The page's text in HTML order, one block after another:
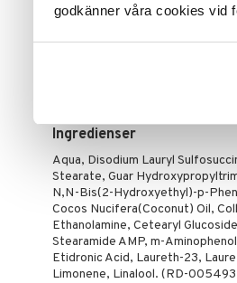
godkänner våra cookies vid
Använd dagligen istället för ditt
Använd gärna plasthandskar för
Rengör alla ytor som kommit i
Ingredienser
Aqua, Disodium Lauryl
Stearate, Guar
N,N-Bis(2-Hydroxyethyl)-p-
Cocos Nucifera(Coconut) Oil,
Ethanolamine, Cetearyl
Stearamide AMP, m-
Etidronic Acid, Laureth-23,
Limonene, Linalool. (RD-